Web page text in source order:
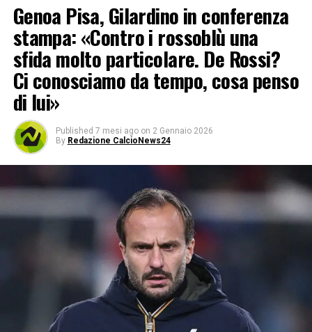
Genoa Pisa, Gilardino in conferenza
stampa: «Contro i rossoblù una
sfida molto particolare. De Rossi?
Ci conosciamo da tempo, cosa penso
di lui»
Published 7 mesi ago on 2 Gennaio 2026
By Redazione CalcioNews24